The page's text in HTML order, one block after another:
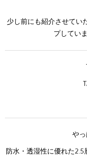
少し前にも紹介させてい
プしてい
やっ
防水・透湿性に優れた